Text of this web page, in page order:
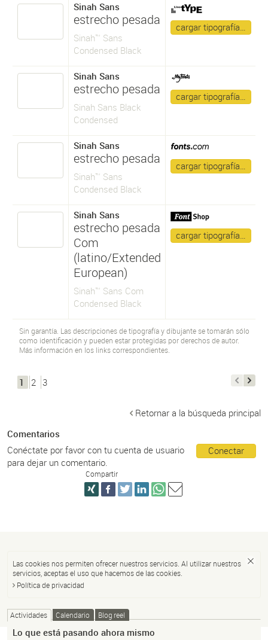
Sinah Sans
estrecho pesada
Sinah™ Sans
Condensed Black
cargar tipografía…
Sinah Sans
estrecho pesada
Sinah Sans Black
Condensed
cargar tipografía…
Sinah Sans
estrecho pesada
Sinah™ Sans
Condensed Black
cargar tipografía…
Sinah Sans
estrecho pesada
Com
(latino/Extended
European)
Sinah™ Sans Com
Condensed Black
cargar tipografía…
Sin garantía. Las descripciones de tipografía y dibujante se tomarán sólo
como identificación y pueden estar protegidas por derechos de autor.
Más información en los links correspondientes.
1 2 3
Retornar a la búsqueda principal
Comentarios
Conectar
Conéctate por favor con tu cuenta de usuario
para dejar un comentario.
Compartir
Las cookies nos permiten ofrecer nuestros servicios. Al utilizar nuestros
servicios, aceptas el uso que hacemos de las cookies.
Política de privacidad
Actividades Calendario Blog reel
Lo que está pasando ahora mismo